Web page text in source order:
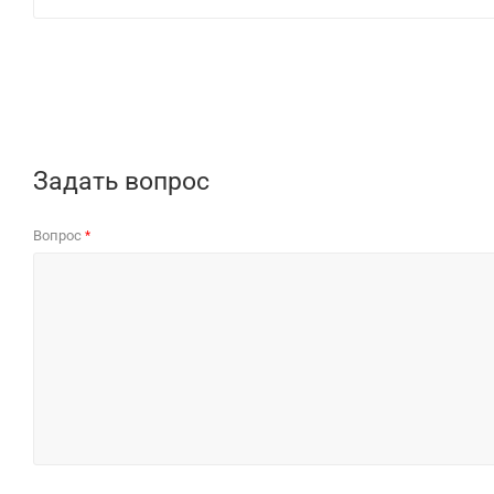
Задать вопрос
Вопрос *